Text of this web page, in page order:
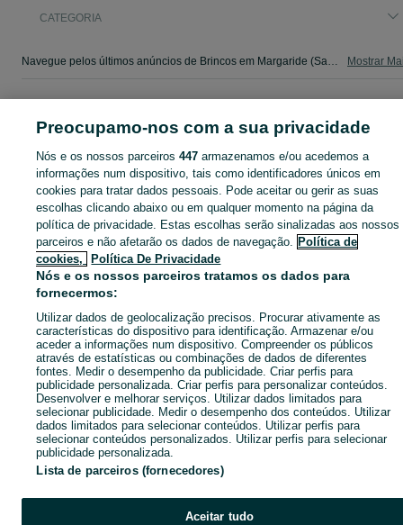
CATEGORIA
Navegue pelos últimos anúncios de Brincos em Margaride (Santa Eulália), Várzea, Lagares, Varziela E Moure no OLX Portugal. Compre e venda produtos locais com facilidade e segurança. Mostrar
Mapa das freguesias
Mapa de mini-sites
Pesquisas populares
Preocupamo-nos com a sua privacidade
Nós e os nossos parceiros447 armazenamos e/ou acedemos a
informações num dispositivo, tais como identificadores únicos em
cookies para tratar dados pessoais. Pode aceitar ou gerir as suas
escolhas clicando abaixo ou em qualquer momento na página da
política de privacidade. Estas escolhas serão sinalizadas aos nossos
parceiros e não afetarão os dados de navegação. Política de
cookies,
Política De Privacidade
Nós e os nossos parceiros tratamos os dados para
fornecermos:
Utilizar dados de geolocalização precisos. Procurar ativamente as
características do dispositivo para identificação. Armazenar e/ou
aceder a informações num dispositivo. Compreender os públicos
através de estatísticas ou combinações de dados de diferentes
fontes. Medir o desempenho da publicidade. Criar perfis para
publicidade personalizada. Criar perfis para personalizar conteúdos.
Desenvolver e melhorar serviços. Utilizar dados limitados para
selecionar publicidade. Medir o desempenho dos conteúdos. Utilizar
dados limitados para selecionar conteúdos. Utilizar perfis para
selecionar conteúdos personalizados. Utilizar perfis para selecionar
publicidade personalizada.
Lista de parceiros (fornecedores)
Aceitar tudo